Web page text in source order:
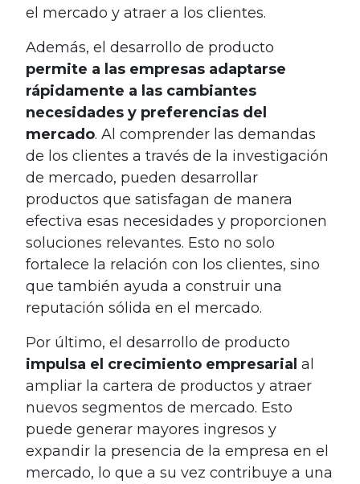
el mercado y atraer a los clientes.
Además, el desarrollo de producto
permite a las empresas adaptarse
rápidamente a las cambiantes
necesidades y preferencias del
mercado. Al comprender las demandas
de los clientes a través de la investigación
de mercado, pueden desarrollar
productos que satisfagan de manera
efectiva esas necesidades y proporcionen
soluciones relevantes. Esto no solo
fortalece la relación con los clientes, sino
que también ayuda a construir una
reputación sólida en el mercado.
Por último, el desarrollo de producto
impulsa el crecimiento empresarial al
ampliar la cartera de productos y atraer
nuevos segmentos de mercado. Esto
puede generar mayores ingresos y
expandir la presencia de la empresa en el
mercado, lo que a su vez contribuye a una